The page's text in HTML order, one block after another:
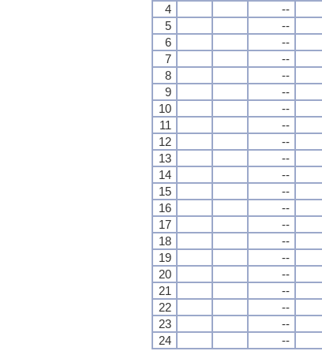
4
--
5
--
6
--
7
--
8
--
9
--
10
--
11
--
12
--
13
--
14
--
15
--
16
--
17
--
18
--
19
--
20
--
21
--
22
--
23
--
24
--